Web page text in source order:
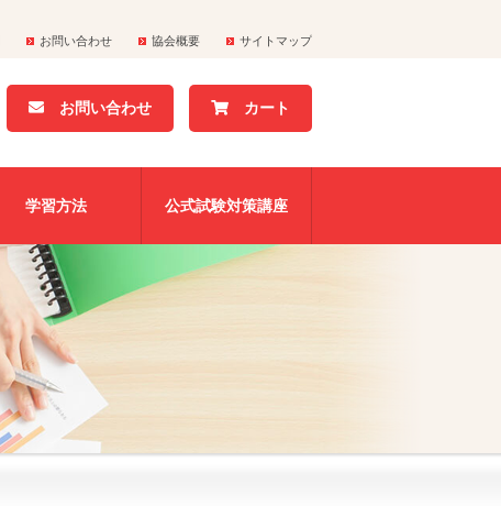
お問い合わせ 協会概要 サイトマップ
お問い合わせ カート
学習方法 公式試験対策講座